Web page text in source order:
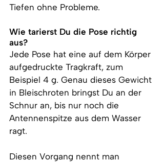
Tiefen ohne Probleme.
Wie tarierst Du die Pose richtig
aus?
Jede Pose hat eine auf dem Körper
aufgedruckte Tragkraft, zum
Beispiel 4 g. Genau dieses Gewicht
in Bleischroten bringst Du an der
Schnur an, bis nur noch die
Antennenspitze aus dem Wasser
ragt.
Diesen Vorgang nennt man